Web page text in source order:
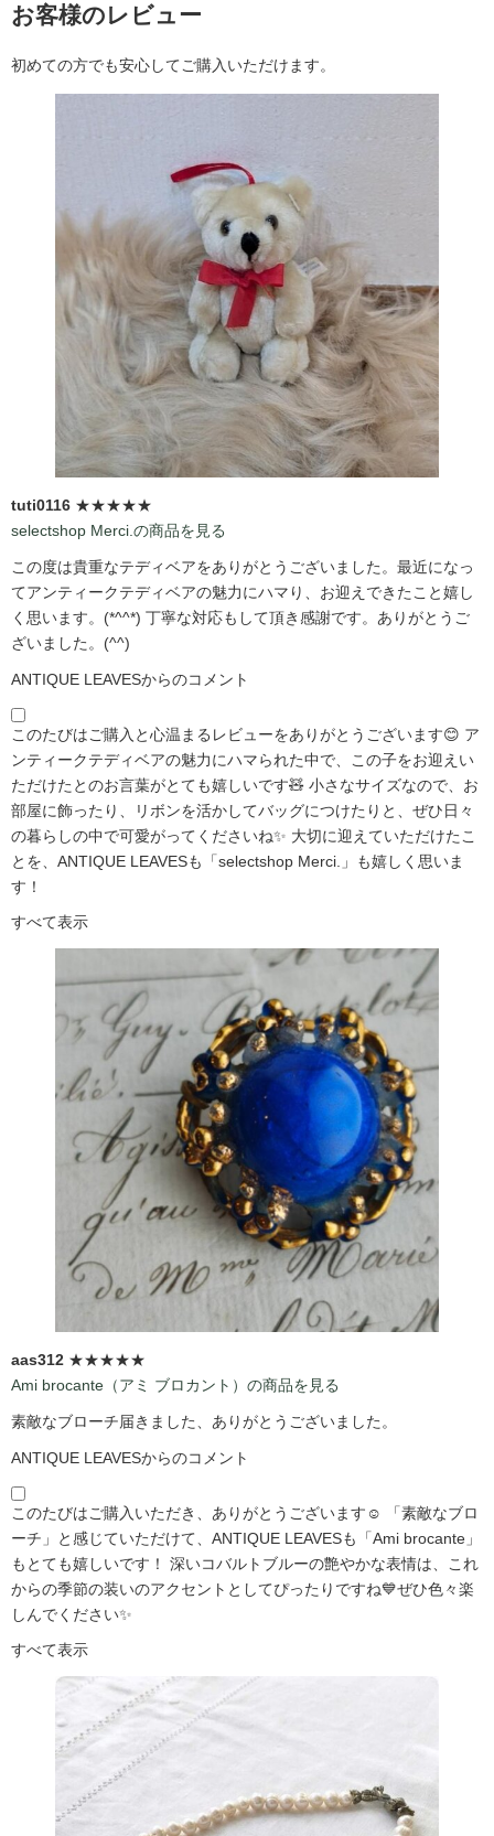
お客様のレビュー
初めての方でも安心してご購入いただけます。
tuti0116 ★★★★★
selectshop Merci.の商品を見る
この度は貴重なテディベアをありがとうございました。最近になっ
てアンティークテディベアの魅力にハマり、お迎えできたこと嬉し
く思います。(*^^*) 丁寧な対応もして頂き感謝です。ありがとうご
ざいました。(^^)
ANTIQUE LEAVESからのコメント
このたびはご購入と心温まるレビューをありがとうございます😊 ア
ンティークテディベアの魅力にハマられた中で、この子をお迎えい
ただけたとのお言葉がとても嬉しいです🧸 小さなサイズなので、お
部屋に飾ったり、リボンを活かしてバッグにつけたりと、ぜひ日々
の暮らしの中で可愛がってくださいね✨ 大切に迎えていただけたこ
とを、ANTIQUE LEAVESも「selectshop Merci.」も嬉しく思いま
す！
すべて表示
aas312 ★★★★★
Ami brocante（アミ ブロカント）の商品を見る
素敵なブローチ届きました、ありがとうございました。
ANTIQUE LEAVESからのコメント
このたびはご購入いただき、ありがとうございます☺️ 「素敵なブロ
ーチ」と感じていただけて、ANTIQUE LEAVESも「Ami brocante」
もとても嬉しいです！ 深いコバルトブルーの艶やかな表情は、これ
からの季節の装いのアクセントとしてぴったりですね💙ぜひ色々楽
しんでください✨
すべて表示